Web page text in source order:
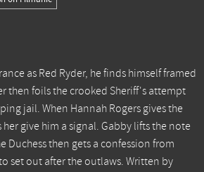
as Red Ryder, he finds himself framed
then foils the crooked Sheriff's attempt
jail. When Hannah Rogers gives the
her give him a signal. Gabby lifts the note
Duchess then gets a confession from
set out after the outlaws. Written by